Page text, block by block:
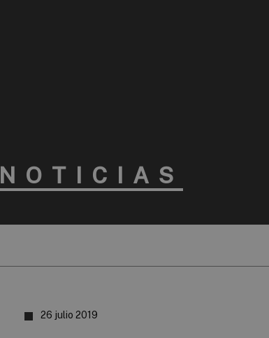
NOTICIAS
26 julio 2019